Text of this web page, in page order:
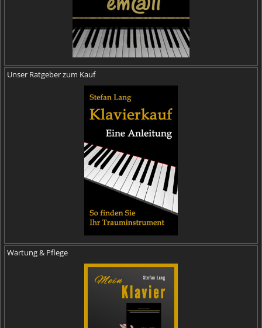
Unser Ratgeber zum Kauf
Wartung & Pflege